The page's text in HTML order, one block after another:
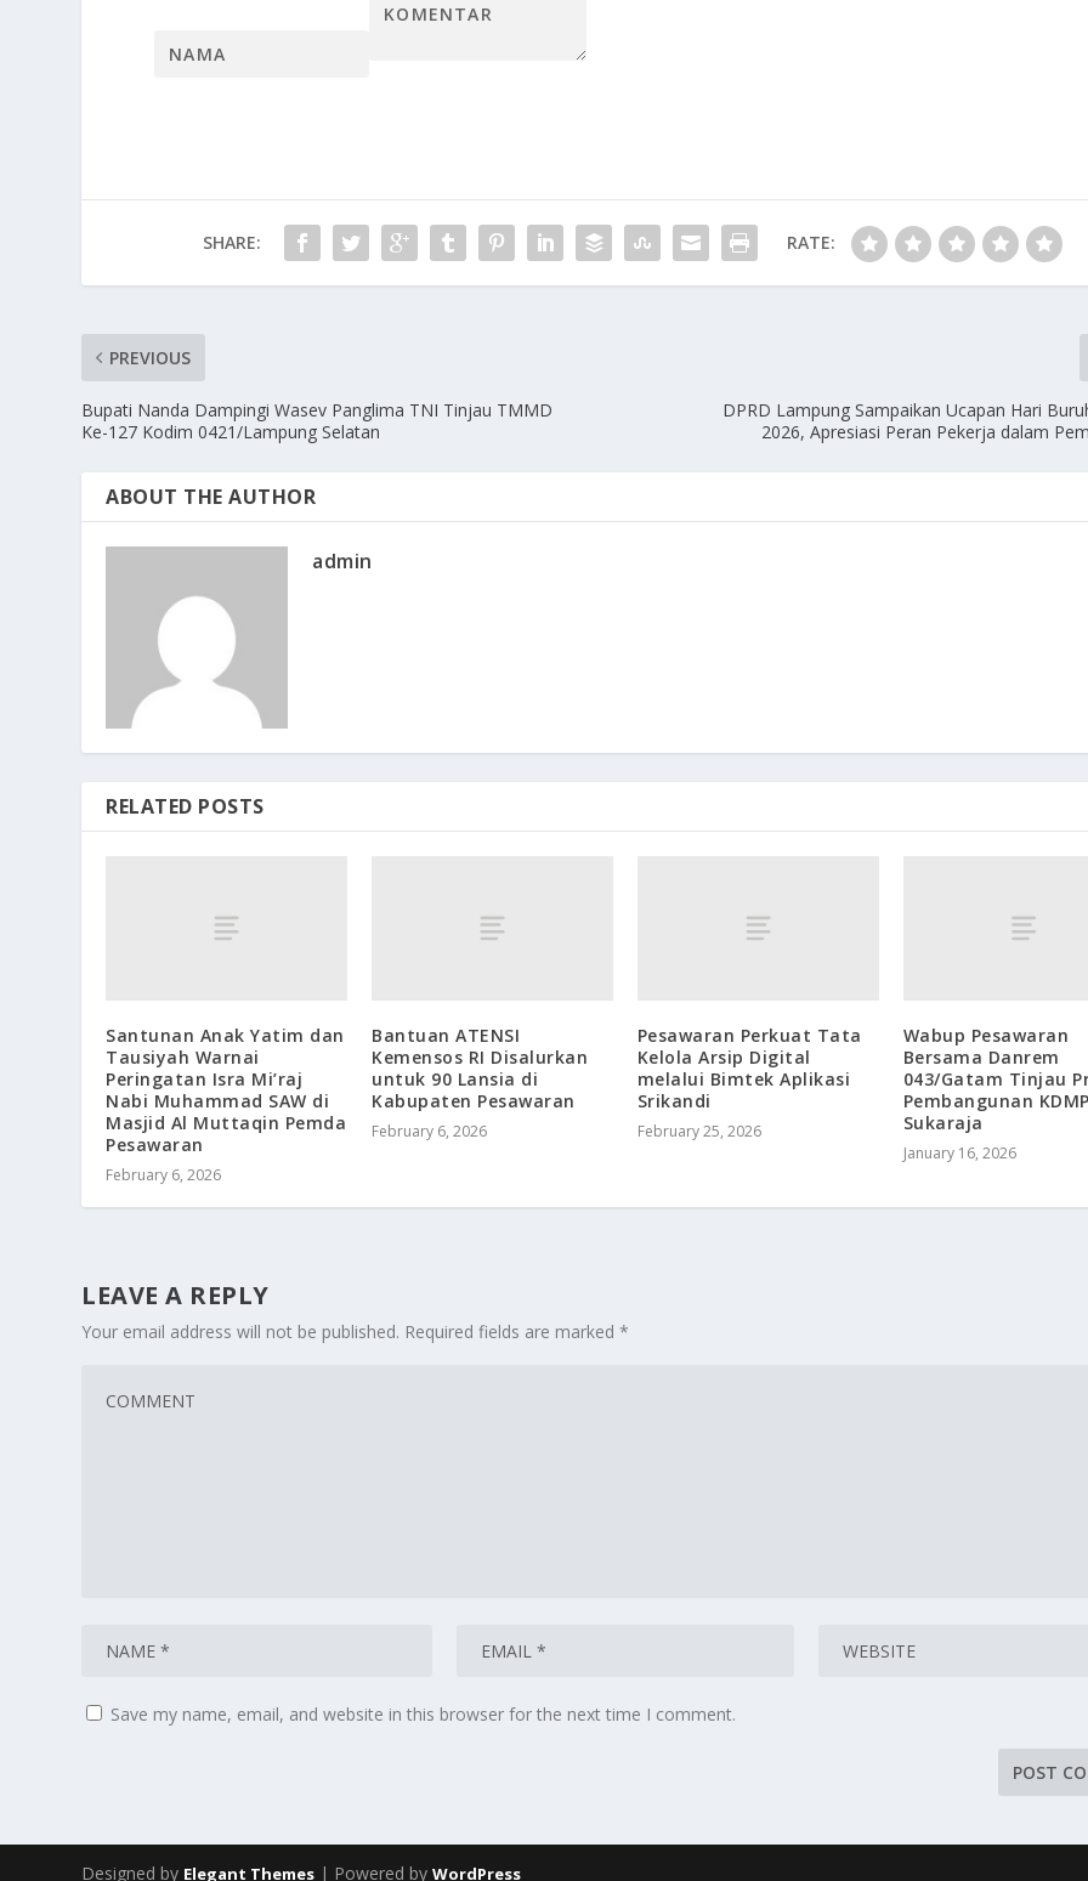
SHARE: RATE:
PREVIOUS
Bupati Nanda Dampingi Wasev Panglima TNI Tinjau TMMD
Ke-127 Kodim 0421/Lampung Selatan
DPRD Lampung Sampaikan Ucapan Hari
2026, Apresiasi Peran Pekerja dalam
ABOUT THE AUTHOR
admin
RELATED POSTS
Santunan Anak Yatim dan
Tausiyah Warnai
Peringatan Isra Mi’raj
Nabi Muhammad SAW di
Masjid Al Muttaqin Pemda
Pesawaran
February 6, 2026
Bantuan ATENSI
Kemensos RI Disalurkan
untuk 90 Lansia di
Kabupaten Pesawaran
February 6, 2026
Pesawaran Perkuat Tata
Kelola Arsip Digital
melalui Bimtek Aplikasi
Srikandi
February 25, 2026
Wabup Pesawaran
Bersama Danrem
043/Gatam Tinjau
Pembangunan
Sukaraja
January 16, 2026
LEAVE A REPLY
Your email address will not be published. Required fields are marked*
Save my name, email, and website in this browser for the next time I comment.
Designed by Elegant Themes | Powered byWordPress